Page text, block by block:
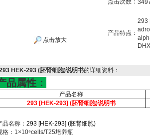
点击放大
点击次数：
产品特点：
293
HEK-293 (胚肾细胞)说明书的详细资料：
品属性：
产品名称
293 [HEK-293] (胚肾细胞)说明书
品名称： 293 [HEK-293] (胚肾细胞)
格：1×10⁶cells/T25培养瓶